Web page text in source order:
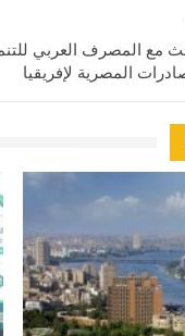
مع المصرف العربي
المصرية لإفريقيا